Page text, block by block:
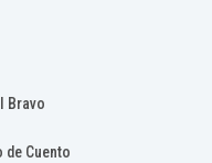
Bravo
Cuento